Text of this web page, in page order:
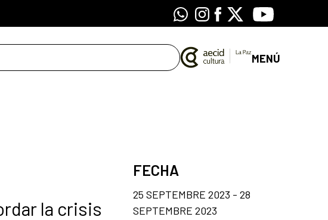
WhatsappInstagram
Facebook
X Youtube
MENÚ
la crisis
FECHA
25 SEPTEMBRE 2023 - 28
SEPTEMBRE 2023